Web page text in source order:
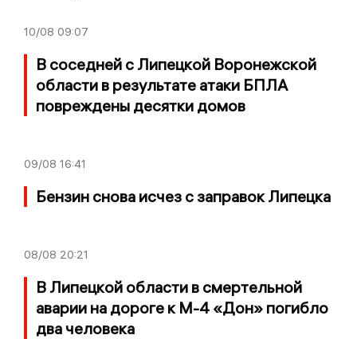
10/08 09:07
В соседней с Липецкой Воронежской
области в результате атаки БПЛА
повреждены десятки домов
09/08 16:41
Бензин снова исчез с заправок Липецка
08/08 20:21
В Липецкой области в смертельной
аварии на дороге к М-4 «Дон» погибло
два человека